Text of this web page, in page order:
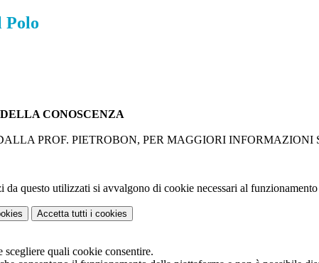
Polo
CONOSCENZA
PROF. PIETROBON, PER MAGGIORI INFORMAZIONI
da questo utilizzati si avvalgono di cookie necessari al
Accetta tutti i cookies
scegliere quali cookie consentire.